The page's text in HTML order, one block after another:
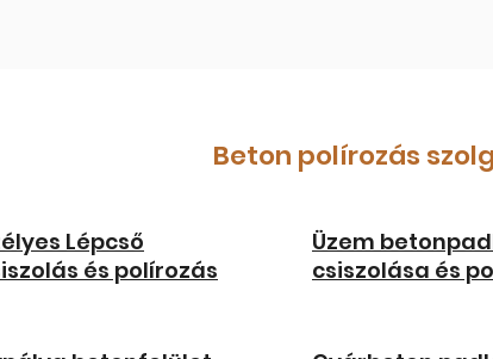
Beton polírozás
Lépcső
és polírozás
Üzem
csiszolása és